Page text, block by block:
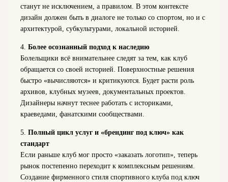
станут не исключением, а правилом. В этом контексте
дизайн должен быть в диалоге не только со спортом, но и с
архитектурой, субкультурами, локальной историей.
4. Более осознанный подход к наследию
Болельщики всё внимательнее следят за тем, как клуб
обращается со своей историей. Поверхностные решения
быстро «вычисляются» и критикуются. Будет расти роль
архивов, клубных музеев, документальных проектов.
Дизайнеры начнут теснее работать с историками,
краеведами, фанатскими сообществами.
5. Полный цикл услуг и «брендинг под ключ» как
стандарт
Если раньше клуб мог просто «заказать логотип», теперь
рынок постепенно переходит к комплексным решениям.
Создание фирменного стиля спортивного клуба под ключ